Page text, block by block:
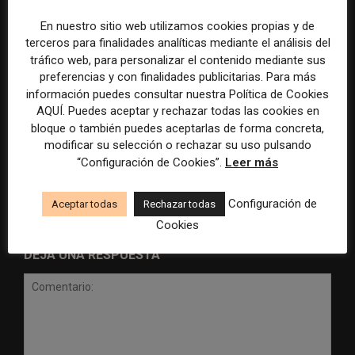
Radio Televisión Madrid
establece un sistema de
control para el uso de la
inteligencia artificial
ADEPA crea un premio
especial para la mejor
cobertura periodística del
Mundial 2026
DEJA UNA RESPUESTA
En nuestro sitio web utilizamos cookies propias y de
terceros para finalidades analíticas mediante el análisis del
tráfico web, para personalizar el contenido mediante sus
preferencias y con finalidades publicitarias. Para más
información puedes consultar nuestra Política de Cookies
AQUÍ. Puedes aceptar y rechazar todas las cookies en
bloque o también puedes aceptarlas de forma concreta,
modificar su selección o rechazar su uso pulsando
“Configuración de Cookies”. Leer más
Aceptar todas Rechazar todas
Configuración de
Cookies